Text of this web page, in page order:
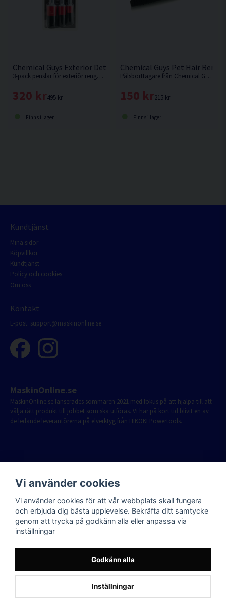
Chemical Guys Exterior Detailing Brushes 3-pack
3-pack penslar för exteriör rengöring från Chemical Guys
495 kr
320 kr
Finns i lager
Chemical Guys Pet Hair
Pälsborttagare från Chemical Guys tillverkad av gummi.
215 kr
150 kr
Finns i lager
Kundtjänst
Mina sidor
Köpvillkor
Kundtjänst
Policy och cookies
Om oss
Kontakt
E-post: support@maskinonline.se
MaskinOnline.se
MaskinOnline.se lanserades sommaren 2021 med fokus på att hjälpa till att
välja rätt produkt till jobbet som ska utföras. Vi har på kort tid blivit en av
de ledande leverantörerna på elverktyg från HiKOKI Powertools.
Powered by Nyehandel AB
Vi använder cookies
Vi använder cookies för att vår webbplats skall fungera
och erbjuda dig bästa upplevelse. Bekräfta ditt samtycke
genom att trycka på godkänn alla eller anpassa via
inställningar
Godkänn alla
Inställningar